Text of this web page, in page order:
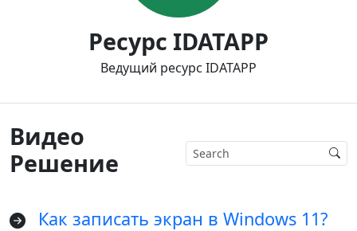
Ресурс IDATAPP
Ведущий ресурс IDATAPP
Видео
Решение
Как записать экран в Windows 11?